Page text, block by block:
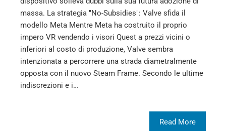
massa. La strategia "No-Subsidies": Valve sfida il
modello Meta Mentre Meta ha costruito il proprio
impero VR vendendo i visori Quest a prezzi vicini o
inferiori al costo di produzione, Valve sembra
intenzionata a percorrere una strada diametralmente
opposta con il nuovo Steam Frame. Secondo le ultime
indiscrezioni e i…
Read More